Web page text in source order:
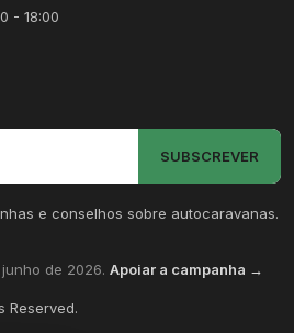
- 18:00
SUBSCREVER
e conselhos sobre autocaravanas.
de 2026. Apoiar a campanha →
Reserved.